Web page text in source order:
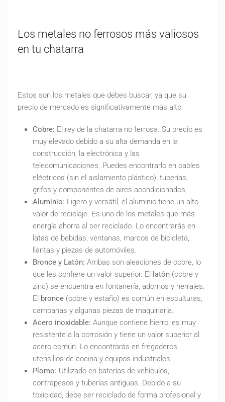
Los metales no ferrosos más valiosos
en tu chatarra
Estos son los metales que debes buscar, ya que su
precio de mercado es significativamente más alto:
Cobre: El rey de la chatarra no ferrosa. Su precio es
muy elevado debido a su alta demanda en la
construcción, la electrónica y las
telecomunicaciones. Puedes encontrarlo en cables
eléctricos (sin el aislamiento plástico), tuberías,
grifos y componentes de aires acondicionados.
Aluminio: Ligero y versátil, el aluminio tiene un alto
valor de reciclaje. Es uno de los metales que más
energía ahorra al ser reciclado. Lo encontrarás en
latas de bebidas, ventanas, marcos de bicicleta,
llantas y piezas de automóviles.
Bronce y Latón: Ambas son aleaciones de cobre, lo
que les confiere un valor superior. El
latón (cobre y
zinc) se encuentra en fontanería, adornos y herrajes.
El bronce (cobre y estaño) es común en esculturas,
campanas y algunas piezas de maquinaria.
Acero inoxidable: Aunque contiene hierro, es muy
resistente a la corrosión y tiene un valor superior al
acero común. Lo encontrarás en fregaderos,
utensilios de cocina y equipos industriales.
Plomo: Utilizado en baterías de vehículos,
contrapesos y tuberías antiguas. Debido a su
toxicidad, debe ser reciclado de forma profesional y